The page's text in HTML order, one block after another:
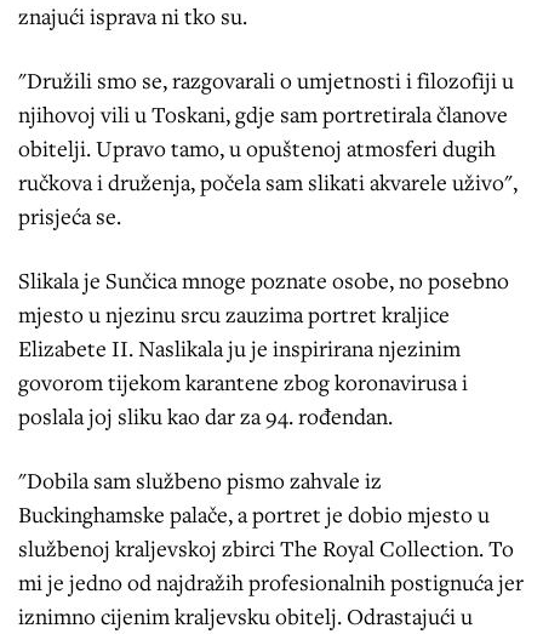
znajući isprava ni tko su.
"Družili smo se, razgovarali o umjetnosti i filozofiji u
njihovoj vili u Toskani, gdje sam portretirala članove
obitelji. Upravo tamo, u opuštenoj atmosferi dugih
ručkova i druženja, počela sam slikati akvarele uživo",
prisjeća se.
Slikala je Sunčica mnoge poznate osobe, no posebno
mjesto u njezinu srcu zauzima portret kraljice
Elizabete II. Naslikala ju je inspirirana njezinim
govorom tijekom karantene zbog koronavirusa i
poslala joj sliku kao dar za 94. rođendan.
"Dobila sam službeno pismo zahvale iz
Buckinghamske palače, a portret je dobio mjesto u
službenoj kraljevskoj zbirci The Royal Collection. To
mi je jedno od najdražih profesionalnih postignuća jer
iznimno cijenim kraljevsku obitelj. Odrastajući u